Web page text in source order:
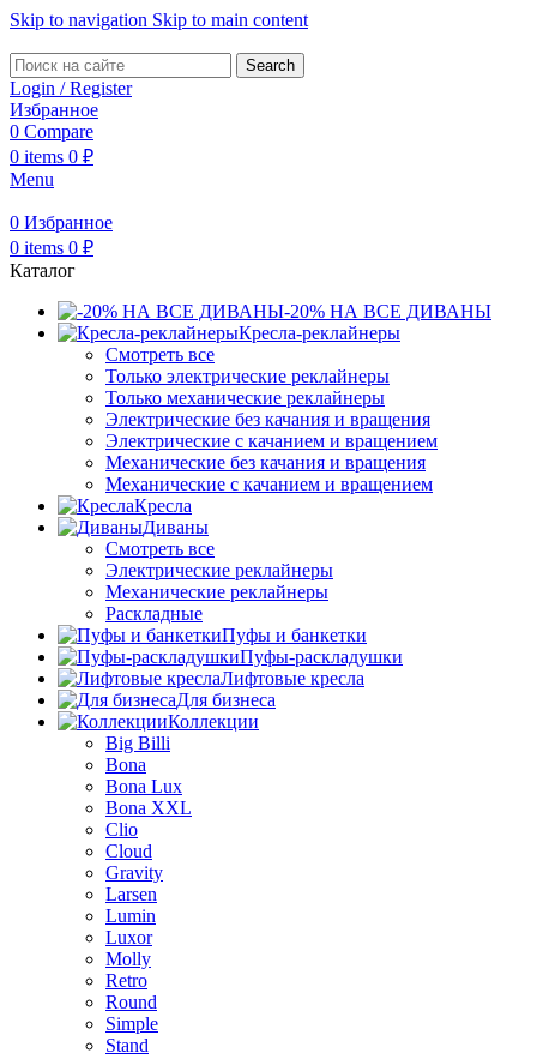
Skip to navigation Skip to main content
Search
Login / Register
Избранное
0 Compare
0 items 0 ₽
Menu
0 Избранное
0 items 0 ₽
Каталог
-20% НА ВСЕ ДИВАНЫ
Кресла-реклайнеры
Смотреть все
Только электрические реклайнеры
Только механические реклайнеры
Электрические без качания и вращения
Электрические с качанием и вращением
Механические без качания и вращения
Механические с качанием и вращением
Кресла
Диваны
Смотреть все
Электрические реклайнеры
Механические реклайнеры
Раскладные
Пуфы и банкетки
Пуфы-раскладушки
Лифтовые кресла
Для бизнеса
Коллекции
Big Billi
Bona
Bona Lux
Bona XXL
Clio
Cloud
Gravity
Larsen
Lumin
Luxor
Molly
Retro
Round
Simple
Stand